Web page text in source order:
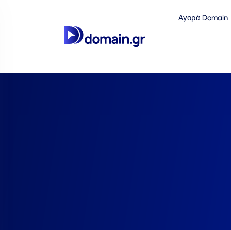
Αγορά Domain